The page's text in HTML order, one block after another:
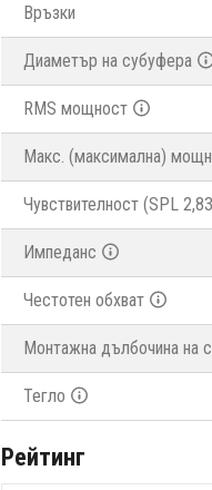
Връзки
Диаметър на субуфера
RMS мощност
Макс. (максимална)
Чувствителност (SPL
Импеданс
Честотен обхват
Монтажна дълбочина на
Тегло
Рейтинг